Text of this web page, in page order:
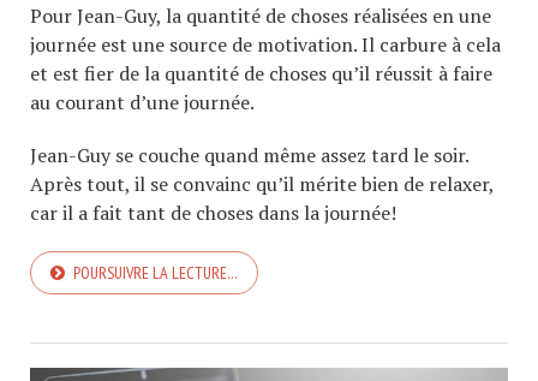
Pour Jean-Guy, la quantité de choses réalisées en une
journée est une source de motivation. Il carbure à cela
et est fier de la quantité de choses qu’il réussit à faire
au courant d’une journée.
Jean-Guy se couche quand même assez tard le soir.
Après tout, il se convainc qu’il mérite bien de relaxer,
car il a fait tant de choses dans la journée!
POURSUIVRE LA LECTURE…